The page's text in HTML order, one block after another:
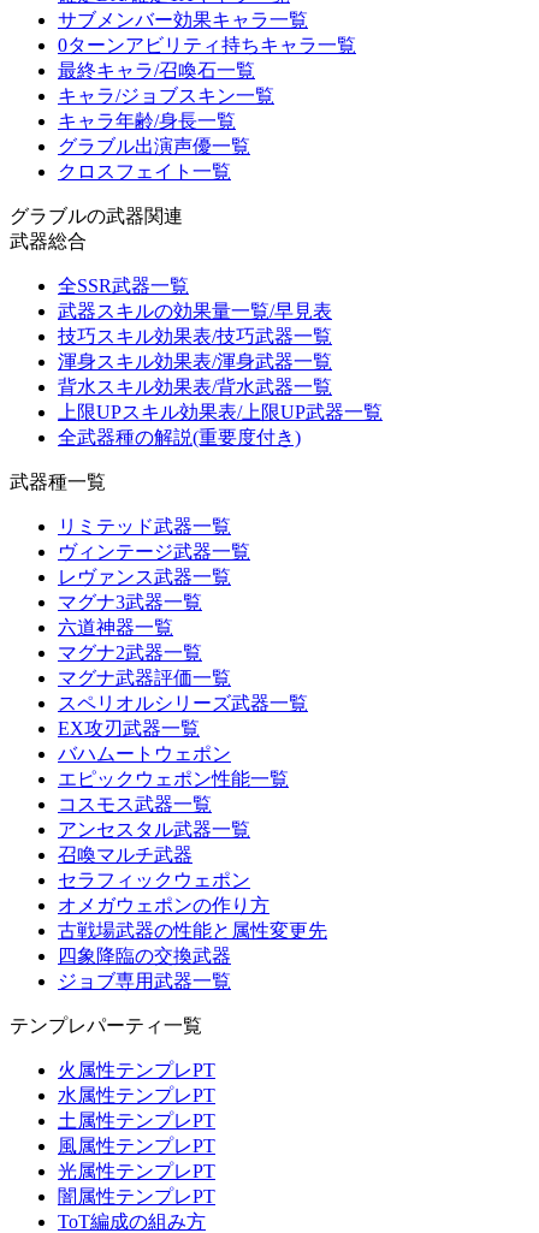
サブメンバー効果キャラ一覧
0ターンアビリティ持ちキャラ一覧
最終キャラ/召喚石一覧
キャラ/ジョブスキン一覧
キャラ年齢/身長一覧
グラブル出演声優一覧
クロスフェイト一覧
グラブルの武器関連
武器総合
全SSR武器一覧
武器スキルの効果量一覧/早見表
技巧スキル効果表/技巧武器一覧
渾身スキル効果表/渾身武器一覧
背水スキル効果表/背水武器一覧
上限UPスキル効果表/上限UP武器一覧
全武器種の解説(重要度付き)
武器種一覧
リミテッド武器一覧
ヴィンテージ武器一覧
レヴァンス武器一覧
マグナ3武器一覧
六道神器一覧
マグナ2武器一覧
マグナ武器評価一覧
スペリオルシリーズ武器一覧
EX攻刃武器一覧
バハムートウェポン
エピックウェポン性能一覧
コスモス武器一覧
アンセスタル武器一覧
召喚マルチ武器
セラフィックウェポン
オメガウェポンの作り方
古戦場武器の性能と属性変更先
四象降臨の交換武器
ジョブ専用武器一覧
テンプレパーティ一覧
火属性テンプレPT
水属性テンプレPT
土属性テンプレPT
風属性テンプレPT
光属性テンプレPT
闇属性テンプレPT
ToT編成の組み方